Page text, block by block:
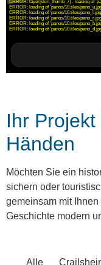
Ihr
Händen
Möchten Sie ein
sichern oder
gemeinsam mit
Geschichte modern
Alle